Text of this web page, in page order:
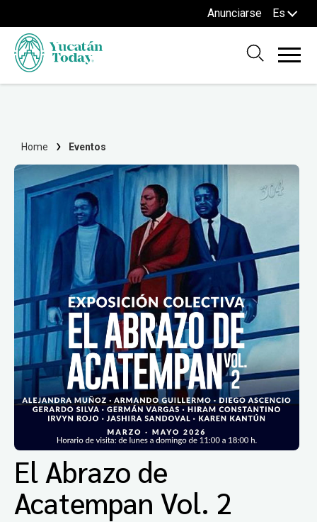
Anunciarse Es
Home Eventos
El Abrazo de
Acatempan Vol. 2